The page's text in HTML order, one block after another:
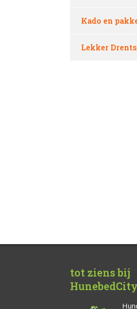
Kado en
Lekker Drents
tot ziens bij
HunebedCity